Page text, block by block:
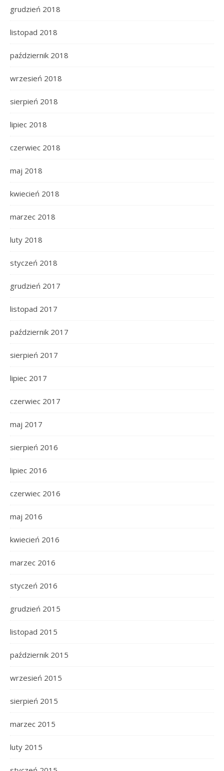
grudzień 2018
listopad 2018
październik 2018
wrzesień 2018
sierpień 2018
lipiec 2018
czerwiec 2018
maj 2018
kwiecień 2018
marzec 2018
luty 2018
styczeń 2018
grudzień 2017
listopad 2017
październik 2017
sierpień 2017
lipiec 2017
czerwiec 2017
maj 2017
sierpień 2016
lipiec 2016
czerwiec 2016
maj 2016
kwiecień 2016
marzec 2016
styczeń 2016
grudzień 2015
listopad 2015
październik 2015
wrzesień 2015
sierpień 2015
marzec 2015
luty 2015